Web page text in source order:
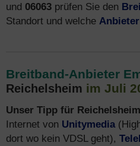
und 06063 prüfen Sie den
Standort und welche Anbieter
Breitband-Anbieter
Reichelsheim im Juli
Unser Tipp für Reichelsheim
Internet von Unitymedia
dort wo kein VDSL geht),